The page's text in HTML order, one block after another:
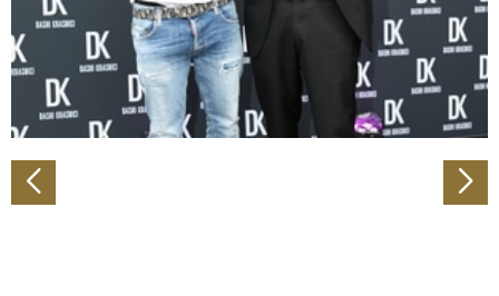
zu können und die Zugriffe auf unsere Website zu
analysieren. Außerdem geben wir Informationen zu Ihrer
Verwendung unserer Website an unsere Partner für
soziale Medien, Werbung und Analysen weiter. Unsere
Partner führen diese Informationen möglicherweise mit
haben oder die sie im Rahmen Ihrer Nutzung der Dienste
gesammelt haben.